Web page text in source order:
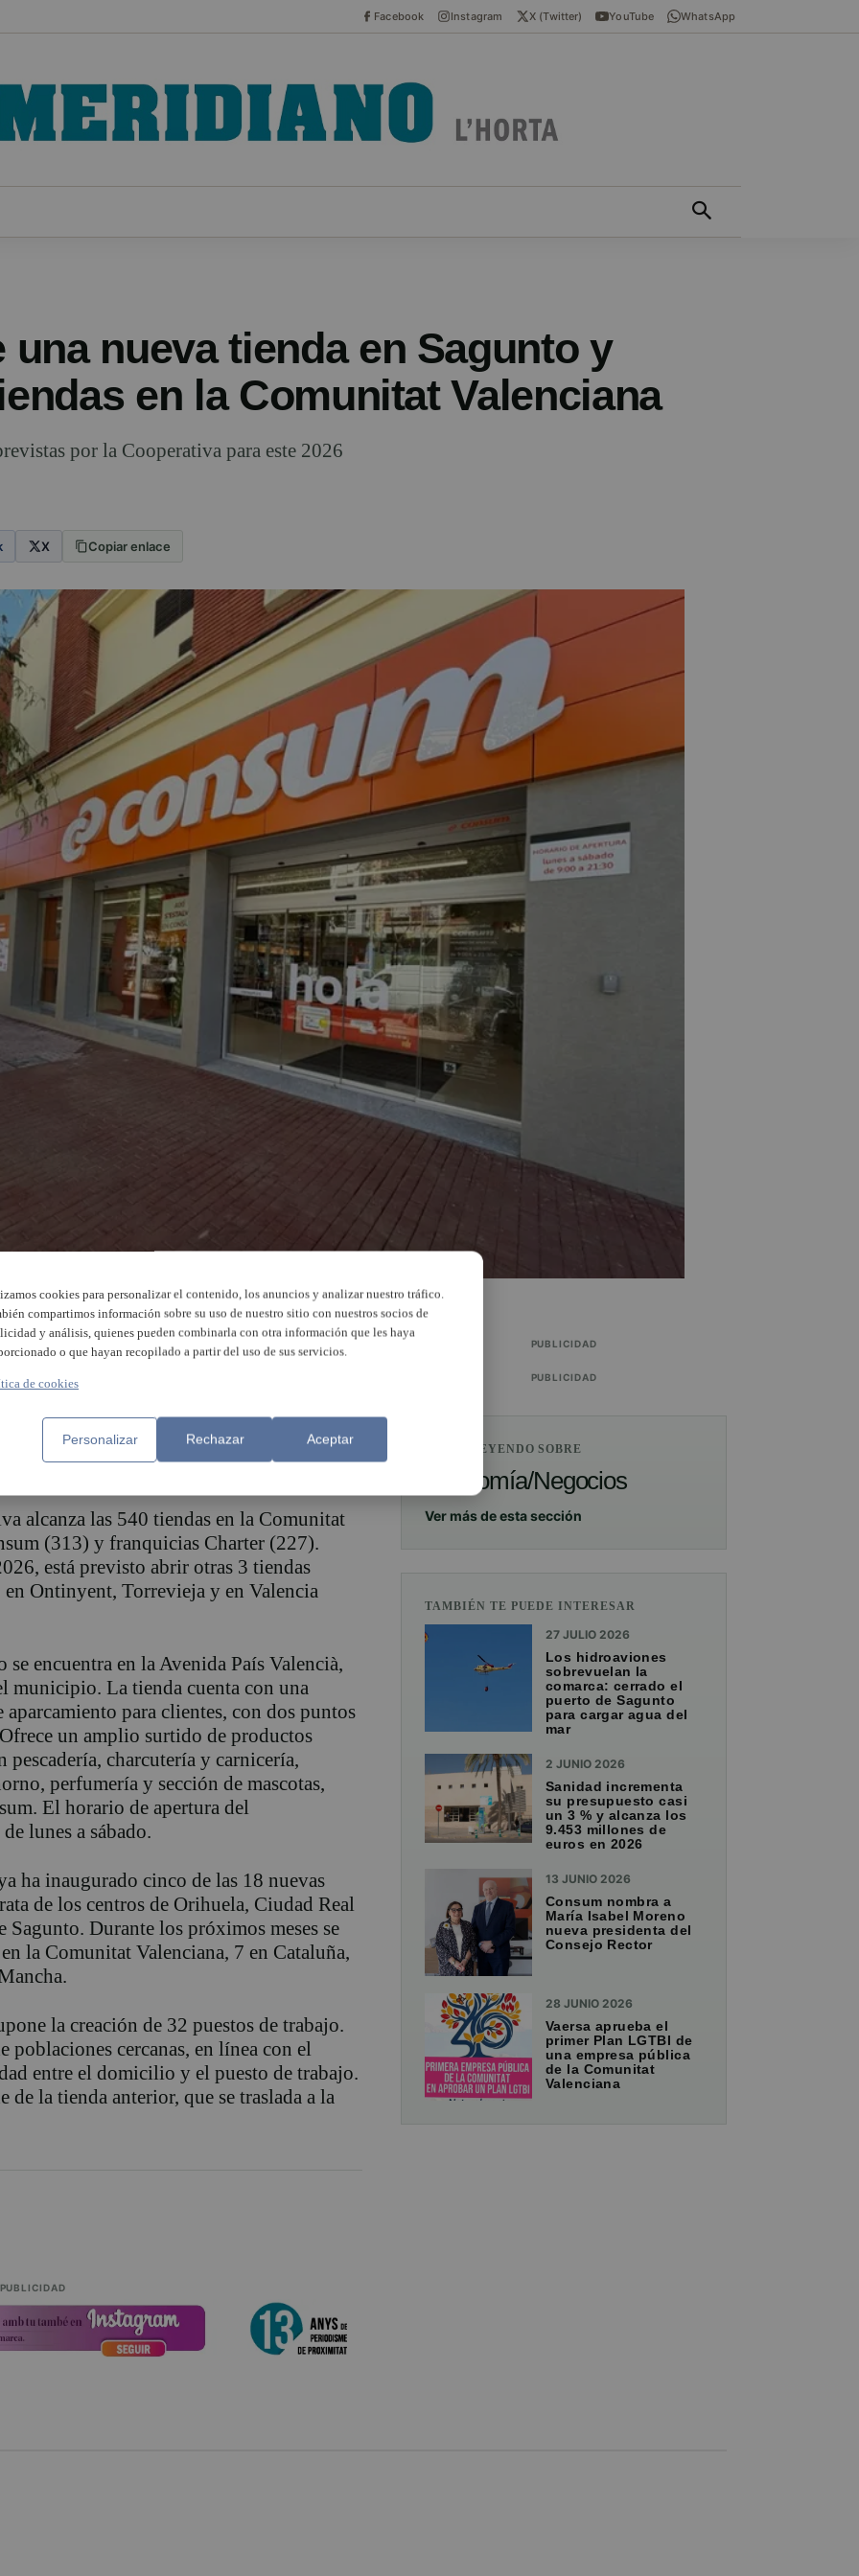
Facebook Instagram X (Twitter) YouTube WhatsApp
una nueva tienda en Sagunto y
en la Comunitat Valenciana
por la Cooperativa para este 2026
X Copiar enlace
en Sagunto, en la provincia de
Consum de la Cooperativa en la localidad
Pallarés y Avda Sindicalista
en El Puerto-) y una franquicia Charter
sustituye a la tienda de Los Huertos,
y servicios.
alcanza las 540 tiendas en la Comunitat
(313) y franquicias Charter (227).
está previsto abrir otras 3 tiendas
Ontinyent, Torrevieja y en Valencia
encuentra en la Avenida País Valencià,
municipio. La tienda cuenta con una
para clientes, con dos puntos
un amplio surtido de productos
pescadería, charcutería y carnicería,
perfumería y sección de mascotas,
El horario de apertura del
lunes a sábado.
ha inaugurado cinco de las 18 nuevas
de los centros de Orihuela, Ciudad Real
Durante los próximos meses se
la Comunitat Valenciana, 7 en Cataluña,
la creación de 32 puestos de trabajo.
cercanas, en línea con el
entre el domicilio y el puesto de trabajo.
la tienda anterior, que se traslada a la
PUBLICIDAD
PUBLICIDAD
PUBLICIDAD
ESTÁS LEYENDO SOBRE
Economía/Negocios
Ver más de esta sección
TAMBIÉN TE PUEDE INTERESAR
27 JULIO 2026
Los hidroaviones
sobrevuelan la
comarca: cerrado el
puerto de Sagunto
para cargar agua del
mar
2 JUNIO 2026
Sanidad incrementa
su presupuesto casi
un 3 % y alcanza los
9.453 millones de
euros en 2026
13 JUNIO 2026
Consum nombra a
María Isabel Moreno
nueva presidenta del
Consejo Rector
28 JUNIO 2026
Vaersa aprueba el
primer Plan LGTBI de
una empresa pública
de la Comunitat
Valenciana
cookies para personalizar el contenido, los anuncios y analizar nuestro tráfico.
compartimos información sobre su uso de nuestro sitio con nuestros socios de
y análisis, quienes pueden combinarla con otra información que les haya
o que hayan recopilado a partir del uso de sus servicios.
de cookies
Personalizar Rechazar Aceptar